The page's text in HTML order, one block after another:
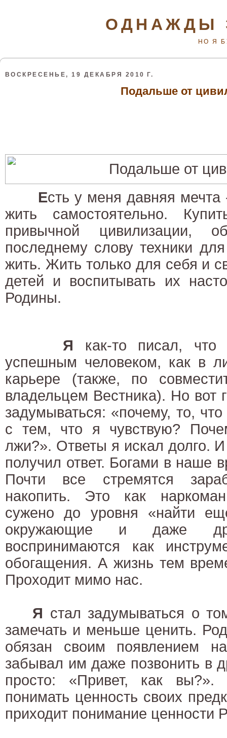
ОДНАЖДЫ
НО Я
ВОСКРЕСЕНЬЕ, 19 ДЕКАБРЯ 2010 Г.
Подальше от
Есть у меня давняя
жить самостоятельно.
привычной цивилизации,
последнему слову техники
жить. Жить только для себя и
детей и воспитывать их
Родины.
Я как-то писал, что
успешным человеком, как в
карьере (также, по
владельцем Вестника). Но вот
задумываться: «почему, то,
с тем, что я чувствую?
лжи?». Ответы я искал долго.
получил ответ. Богами в наше
Почти все стремятся
накопить. Это как
сужено до уровня «найти
окружающие и даже
воспринимаются как
обогащения. А жизнь тем
Проходит мимо нас.
Я стал задумываться о
замечать и меньше ценить.
обязан своим появлением
забывал им даже позвонить в
просто: «Привет, как вы?».
понимать ценность своих
приходит понимание ценности